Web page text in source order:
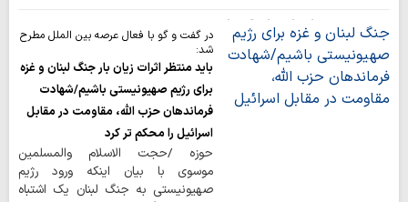
در گفت و گو با فعال عرصه بین الملل مطرح
شد:
باید منتظر اثرات زیان بار جنگ لبنان و غزه
برای رژیم صهیونیستی باشیم/شهادت
فرماندهان حزب الله، مقاومت در مقابل
اسرائیل را محکم تر کرد
حوزه /حجت الاسلام والمسلمین
موسوی با بیان اینکه ورود رژیم
صهیونیستی به جنگ لبنان یک اشتباه